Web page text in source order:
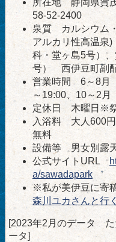
58-52-2400
泉質 カルシウム
アルカリ性高温泉
科・堂ヶ島5号）
号） 西伊豆町副
営業時間 6～8月
～19:00、10～2
定休日 木曜日※祭
入浴料 大人600円
無料
設備等 男女別露
公式サイトURL
a/sawadapark
※私が美伊豆に寄
森川ユカさんと行
[2023年2月のデータ た
ータ]